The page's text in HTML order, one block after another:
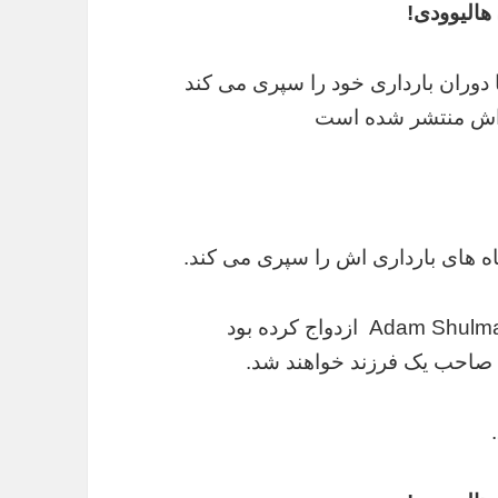
این روزها دوران بارداری خود را سپری می کند
اش منتشر شده است
های بارداری اش را سپری می کند.
که در سال ۲۰۱۲ با آدام شلمان Adam Shulman ازدواج کرده بود
صاحب یک فرزند خواهند شد.